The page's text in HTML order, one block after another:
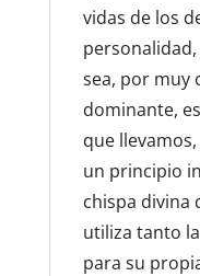
vidas de los
sea, por muy
dominante,
que
un principio
chispa divina
utiliza tanto
para su